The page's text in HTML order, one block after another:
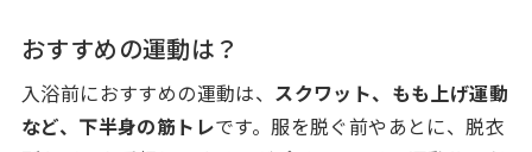
おすすめの運動は？
入浴前におすすめの運動は、 スクワット、もも上げ運動
など、下半身の筋トレです。服を脱ぐ前やあとに、脱衣